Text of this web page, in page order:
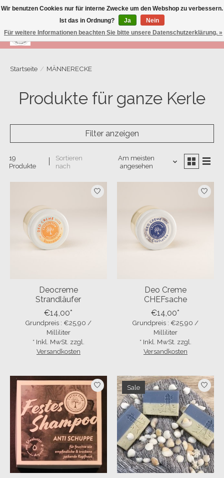
Wunschzettel
Ihr
Startseite / MÄNNERECKE
Produkte für ganze Kerle
Filter anzeigen
19
Produkte
Sortieren
nach
Am meisten
angesehen
Deocreme
Strandläufer
€14,00*
Grundpreis : €25,90 /
Milliliter
* Inkl. MwSt. zzgl.
Versandkosten
Deo Creme
CHEFsache
€14,00*
Grundpreis : €25,90 /
Milliliter
* Inkl. MwSt. zzgl.
Versandkosten
Sale
Wir benutzen Cookies nur für interne Zwecke um den Webshop zu verbessern.
Ist das in Ordnung?
Ja
Nein
Für weitere Informationen beachten Sie bitte unsere Datenschutzerklärung. »